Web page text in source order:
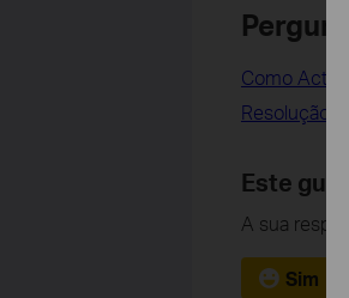
Como
Resolução
Este
A sua
Sim